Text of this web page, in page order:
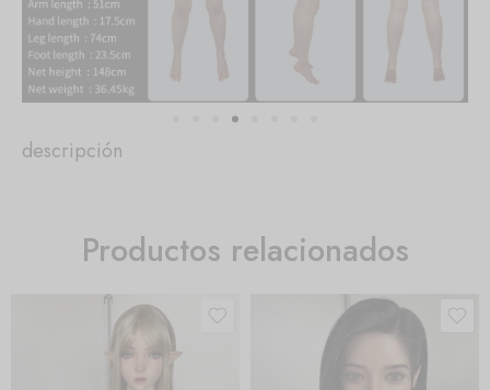
descripción
Productos relacionados